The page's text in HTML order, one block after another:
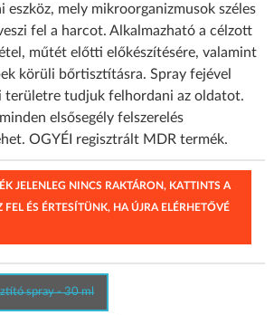
eszköz, mely mikroorganizmusok széles
fel a harcot. Alkalmazható a célzott
műtét előtti előkészítésére, valamint
körüli bőrtisztításra. Spray fejével
területre tudjuk felhordani az oldatot.
elsősegély felszerelés
OGYÉI regisztrált MDR termék.
JELENLEG NINCS RAKTÁRON, KATTINTS A
ÉS ÉRTESÍTÜNK, HA ÚJRA ELÉRHETŐVÉ
spray - 30 ml